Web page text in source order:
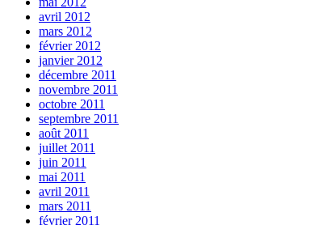
avril 2012
mars 2012
février 2012
janvier 2012
décembre 2011
novembre 2011
octobre 2011
septembre 2011
août 2011
juillet 2011
juin 2011
mai 2011
avril 2011
mars 2011
février 2011